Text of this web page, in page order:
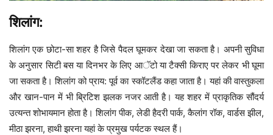
शिलांग:
शिलांग एक छोटा-सा शहर है जिसे पैदल घूमकर देखा जा सकता है। अपनी सुविधा
के अनुसार सिटी बस या दिनभर के लिए आॅटो या टैक्सी किराए पर लेकर भी घूमा
जा सकता है। शिलांग को प्राय: पूर्व का स्कॉटलैंड कहा जाता है। यहां की वास्तुकला
और खान-पान में भी ब्रिटिश झलक नजर आती है। यह शहर में प्राकृतिक सौंदर्य
उत्यन्त शोभायमान होता है। शिलांग पीक, लेडी हैदरी पार्क, कैलांग रॉक, वार्डस झील,
मीठा झरना, हाथी झरना यहां के प्रमुख पर्यटक स्थल हैं।